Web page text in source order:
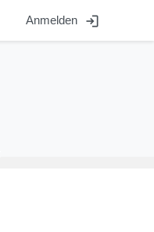
Anmelden login